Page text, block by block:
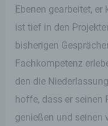
Ebenen gearbeitet,
ist tief in den
bisherigen
Fachkompetenz
den die
hoffe, dass er seinen
genießen und seinen